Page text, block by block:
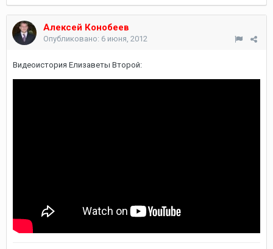
Алексей Конобеев
Опубликовано: 6 июня, 2012
Видеоистория Елизаветы Второй: